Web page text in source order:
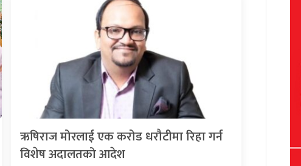
ऋषिराज मोरलाई एक करोड धरौटीमा रिहा गर्न
विशेष अदालतको आदेश